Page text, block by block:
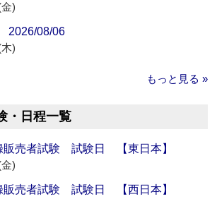
)
2026/08/06
)
もっと見る »
・日程一覧
売者試験 試験日 【東日本】
)
売者試験 試験日 【西日本】